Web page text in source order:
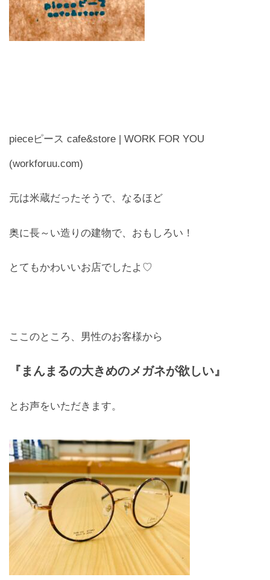
よくあるご質問
Q＆A
pieceピース cafe&store | WORK FOR YOU
(workforuu.com)
元は米蔵だったそうで、なるほど
奥に長～い造りの建物で、おもしろい！
とてもかわいいお店でしたよ♡
ここのところ、男性のお客様から
『まんまるの大きめのメガネが欲しい』
とお声をいただきます。